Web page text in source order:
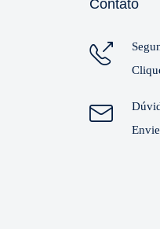
Contato